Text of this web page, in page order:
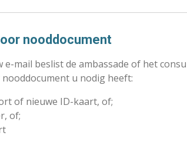
nooddocument
e-mail beslist de ambassade of het
u nodig heeft:
of nieuwe ID-kaart, of;
of;